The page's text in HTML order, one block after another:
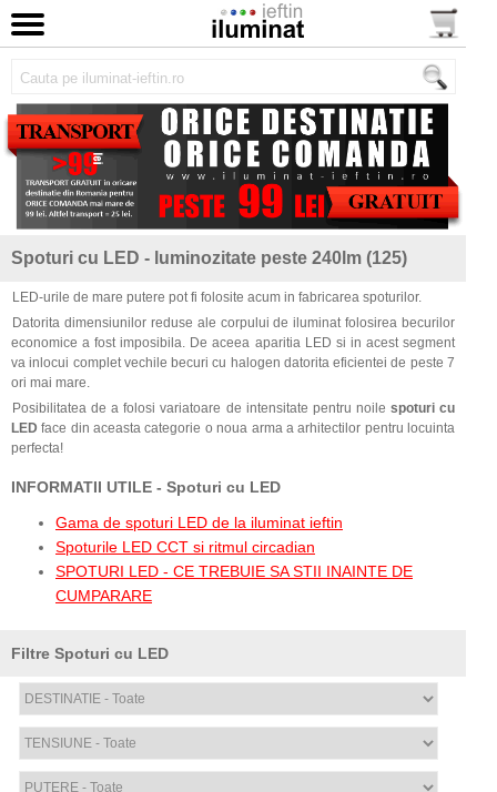
Spoturi cu LED - luminozitate peste 240lm (125)
LED-urile de mare putere pot fi folosite acum in fabricarea spoturilor.
Datorita dimensiunilor reduse ale corpului de iluminat folosirea becurilor
economice a fost imposibila. De aceea aparitia LED si in acest segment
va inlocui complet vechile becuri cu halogen datorita eficientei de peste 7
ori mai mare.
Posibilitatea de a folosi variatoare de intensitate pentru noile spoturi cu
LED face din aceasta categorie o noua arma a arhitectilor pentru locuinta
perfecta!
INFORMATII UTILE - Spoturi cu LED
Gama de spoturi LED de la iluminat ieftin
Spoturile LED CCT si ritmul circadian
SPOTURI LED - CE TREBUIE SA STII INAINTE DE
CUMPARARE
Filtre Spoturi cu LED